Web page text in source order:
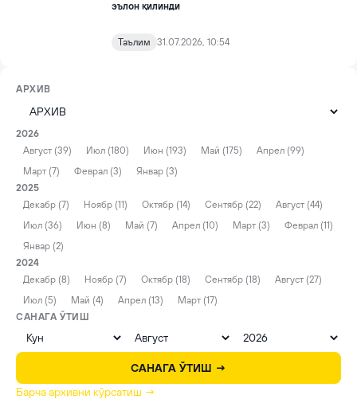
эълон қилинди
Таълим 31.07.2026, 10:54
АРХИВ
2026
Август (39)
Июл (180) Июн (193) Май (175)
Апрел (99)
Март (7)
Феврал (3)
Январ (3)
2025
Декабр (7)
Ноябр (11) Октябр (14) Сентябр (22)
Август (44)
Июл (36)
Июн (8) Май (7) Апрел (10) Март (3)
Феврал (11)
Январ (2)
2024
Декабр (8)
Ноябр (7) Октябр (18) Сентябр (18)
Август (27)
Июл (5)
Май (4) Апрел (13)
Март (17)
САНАГА ЎТИШ
САНАГА ЎТИШ →
Барча архивни кўрсатиш →